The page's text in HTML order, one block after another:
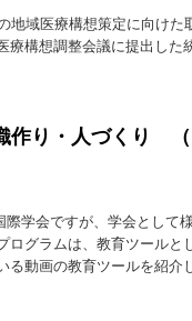
地域医療構想策定に向け
療構想調整会議に提出した
作り・人づくり
際学会ですが、学会として
ログラムは、教育ツールと
る動画の教育ツールを紹介